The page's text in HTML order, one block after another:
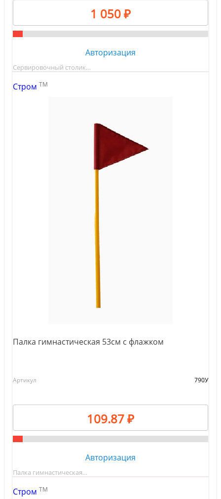
1 050 ₽
Авторизация
Сервировочный столик…
Стром TM
Палка гимнастическая 53см с флажком
Артикул 790У
109.87 ₽
Авторизация
Палка гимнастическая…
Стром TM